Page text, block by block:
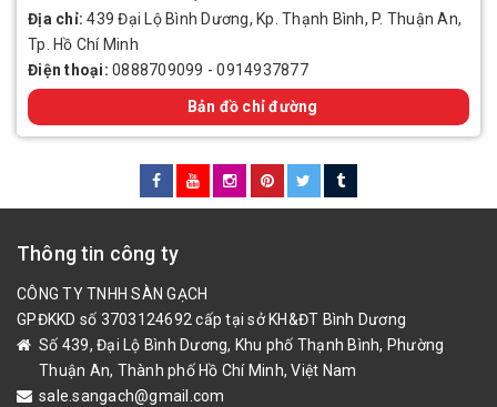
Địa chỉ:439 Đại Lộ Bình Dương, Kp. Thạnh Bình, P. Thuận An,
Tp. Hồ Chí Minh
Điện thoại: 0888709099 -0914937877
Bản đồ chỉ đường
Thông tin công ty
CÔNG TY TNHH SÀN GẠCH
GPĐKKD số 3703124692 cấp tại sở KH&ĐT Bình Dương
Số 439, Đại Lộ Bình Dương, Khu phố Thạnh Bình, Phường
Thuận An, Thành phố Hồ Chí Minh, Việt Nam
sale.sangach@gmail.com